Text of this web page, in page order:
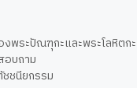
พระปัณฑุกะและพระโลหิตกะ
อบถาม
ชนียกรรม